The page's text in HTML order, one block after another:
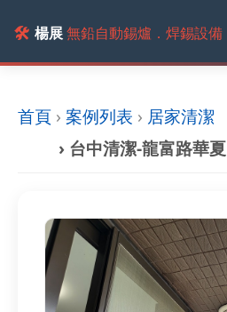
🛠️ 楊展無鉛自動錫爐．焊錫設備
首頁 › 案例列表 › 居家清潔
› 台中清潔-龍富路華夏